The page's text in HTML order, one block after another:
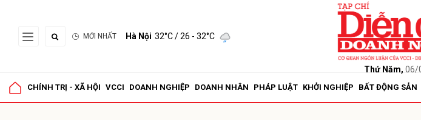
MỚI NHẤT Hà Nội 32°C/ 26 - 32°C
Thứ Năm, 06/
CHÍNH TRỊ - XÃ HỘI VCCI DOANH NGHIỆP DOANH NHÂN PHÁP LUẬT KHỞI NGHIỆP BẤT ĐỘNG SẢN